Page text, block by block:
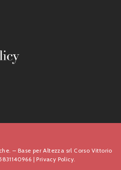
– Base per Altezza srl Corso Vittorio
|Privacy Policy.